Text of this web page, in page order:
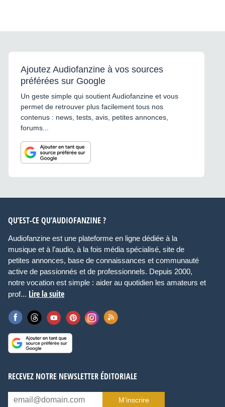
Ajoutez Audiofanzine à vos sources
préférées sur Google
Un geste simple qui soutient Audiofanzine et vous
permet de retrouver plus facilement tous nos
contenus : news, tests, avis, petites annonces,
forums...
QU’EST-CE QU’AUDIOFANZINE ?
Audiofanzine est une plateforme en ligne dédiée à la
musique et à l’audio, à la fois média spécialisé, site de
petites annonces, base de connaissances et communauté
active de passionnés et de professionnels. Depuis 2000,
notre vocation est simple : aider au quotidien les amateurs et
prof... Lire la suite
RECEVEZ NOTRE NEWSLETTER ÉDITORIALE
M’inscrire